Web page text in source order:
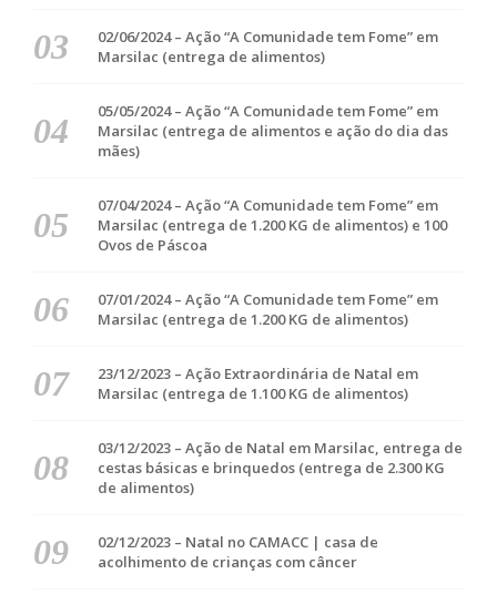
02/06/2024 – Ação “A Comunidade tem Fome” em
Marsilac (entrega de alimentos)
05/05/2024 – Ação “A Comunidade tem Fome” em
Marsilac (entrega de alimentos e ação do dia das
mães)
07/04/2024 – Ação “A Comunidade tem Fome” em
Marsilac (entrega de 1.200 KG de alimentos) e 100
Ovos de Páscoa
07/01/2024 – Ação “A Comunidade tem Fome” em
Marsilac (entrega de 1.200 KG de alimentos)
23/12/2023 – Ação Extraordinária de Natal em
Marsilac (entrega de 1.100 KG de alimentos)
03/12/2023 – Ação de Natal em Marsilac, entrega de
cestas básicas e brinquedos (entrega de 2.300 KG
de alimentos)
02/12/2023 – Natal no CAMACC | casa de
acolhimento de crianças com câncer